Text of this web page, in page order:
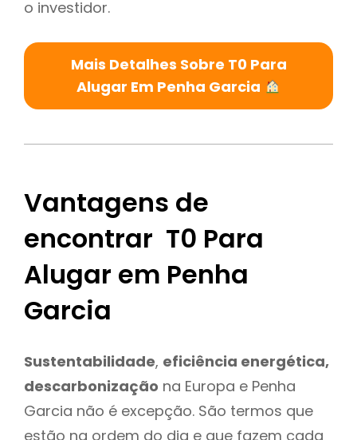
o investidor.
Mais Detalhes Sobre T0 Para
Alugar Em Penha Garcia
Vantagens de
encontrar T0 Para
Alugar em Penha
Garcia
Sustentabilidade, eficiência energética,
descarbonização na Europa e Penha
Garcia não é excepção. São termos que
estão na ordem do dia e que fazem cada